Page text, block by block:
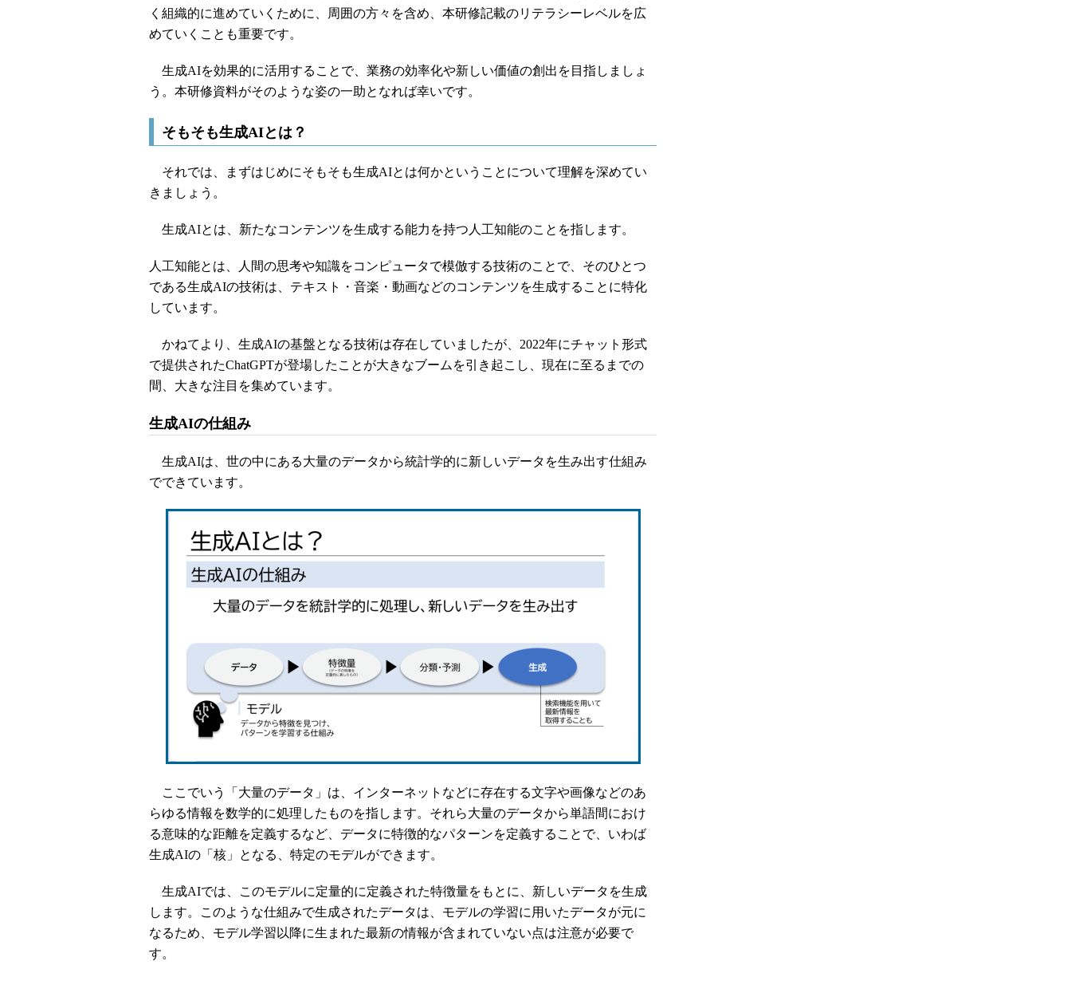
く組織的に進めていくために、周囲の方々を含め、本研修記載のリテラシーレベルを広
めていくことも重要です。
生成AIを効果的に活用することで、業務の効率化や新しい価値の創出を目指しましょ
う。本研修資料がそのような姿の一助となれば幸いです。
そもそも生成AIとは？
それでは、まずはじめにそもそも生成AIとは何かということについて理解を深めてい
きましょう。
生成AIとは、新たなコンテンツを生成する能力を持つ人工知能のことを指します。
人工知能とは、人間の思考や知識をコンピュータで模倣する技術のことで、そのひとつ
である生成AIの技術は、テキスト・音楽・動画などのコンテンツを生成することに特化
しています。
かねてより、生成AIの基盤となる技術は存在していましたが、2022年にチャット形式
で提供されたChatGPTが登場したことが大きなブームを引き起こし、現在に至るまでの
間、大きな注目を集めています。
生成AIの仕組み
生成AIは、世の中にある大量のデータから統計学的に新しいデータを生み出す仕組み
でできています。
ここでいう「大量のデータ」は、インターネットなどに存在する文字や画像などのあ
らゆる情報を数学的に処理したものを指します。それら大量のデータから単語間におけ
る意味的な距離を定義するなど、データに特徴的なパターンを定義することで、いわば
生成AIの「核」となる、特定のモデルができます。
生成AIでは、このモデルに定量的に定義された特徴量をもとに、新しいデータを生成
します。このような仕組みで生成されたデータは、モデルの学習に用いたデータが元に
なるため、モデル学習以降に生まれた最新の情報が含まれていない点は注意が必要で
す。